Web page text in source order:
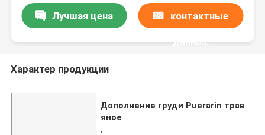
Лучшая цена контактные
данные
Характер продукции
Дополнение груди Puerarin трав
яное
,